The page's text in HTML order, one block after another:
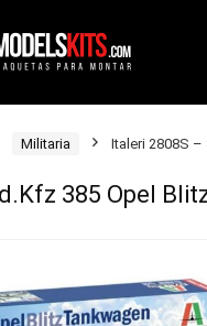
Militaria Italeri 2808S –
385 Opel